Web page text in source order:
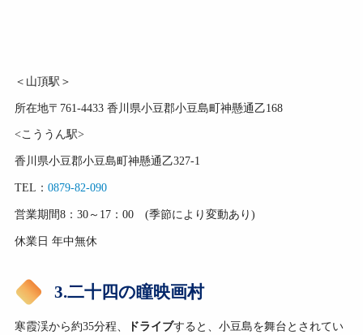
＜山頂駅＞
所在地〒761-4433 香川県小豆郡小豆島町神懸通乙168
<こううん駅>
香川県小豆郡小豆島町神懸通乙327-1
TEL： 0879-82-090
営業期間8：30～17：00 (季節により変動あり)
休業日 年中無休
3.二十四の瞳映画村
寒霞渓から約35分程、 ドライブすると、小豆島を舞台とされてい